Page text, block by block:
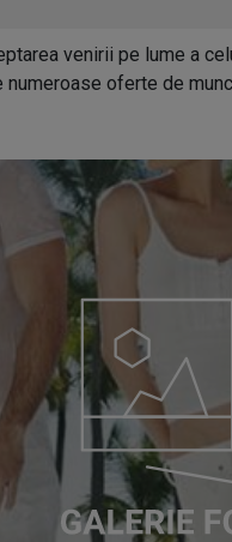
venirii pe lume a
numeroase oferte de